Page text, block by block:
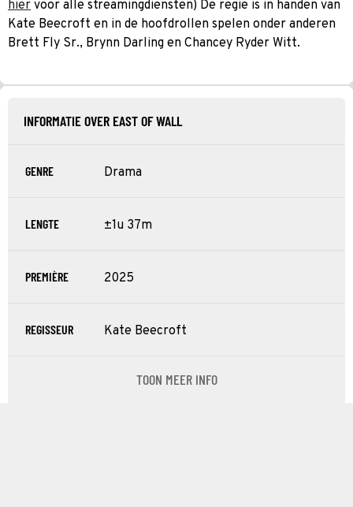
hier voor alle streamingdiensten) De regie is in handen van
Kate Beecroft en in de hoofdrollen spelen onder anderen
Brett Fly Sr., Brynn Darling en Chancey Ryder Witt.
INFORMATIE OVER EAST OF WALL
GENRE Drama
LENGTE ±1u 37m
PREMIÈRE 2025
REGISSEUR Kate Beecroft
TOON MEER INFO